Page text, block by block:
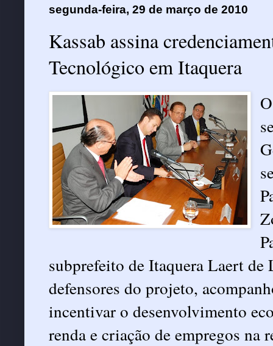
segunda-feira, 29 de março de 2010
Kassab assina
Tecnológico em Itaquera
subprefeito de Itaquera Laert
defensores do projeto,
incentivar o desenvolvimento
renda e criação de empregos